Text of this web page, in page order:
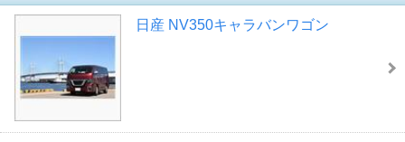
日産 NV350キャラバンワゴン